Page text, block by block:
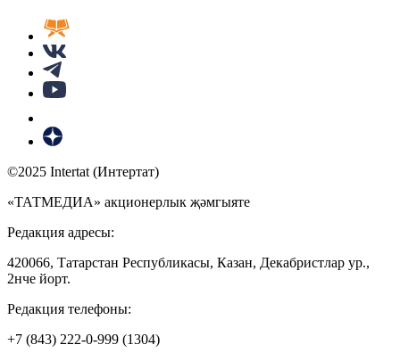
©2025 Intertat (Интертат)
«ТАТМЕДИА» акционерлык җәмгыяте
Редакция адресы:
420066, Татарстан Республикасы, Казан, Декабристлар ур.,
2нче йорт.
Редакция телефоны:
+7 (843) 222-0-999 (1304)